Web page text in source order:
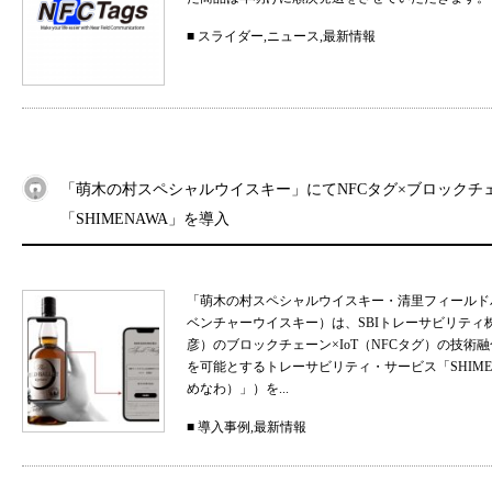
■ スライダー,ニュース,最新情報
「萌木の村スペシャルウイスキー」にてNFCタグ×ブロックチ
「SHIMENAWA」を導入
「萌木の村スペシャルウイスキー・清里フィール
ベンチャーウイスキー）は、SBIトレーサビリテ
彦）のブロックチェーン×IoT（NFCタグ）の技術
を可能とするトレーサビリティ・サービス「
めなわ）」）を...
■ 導入事例,最新情報